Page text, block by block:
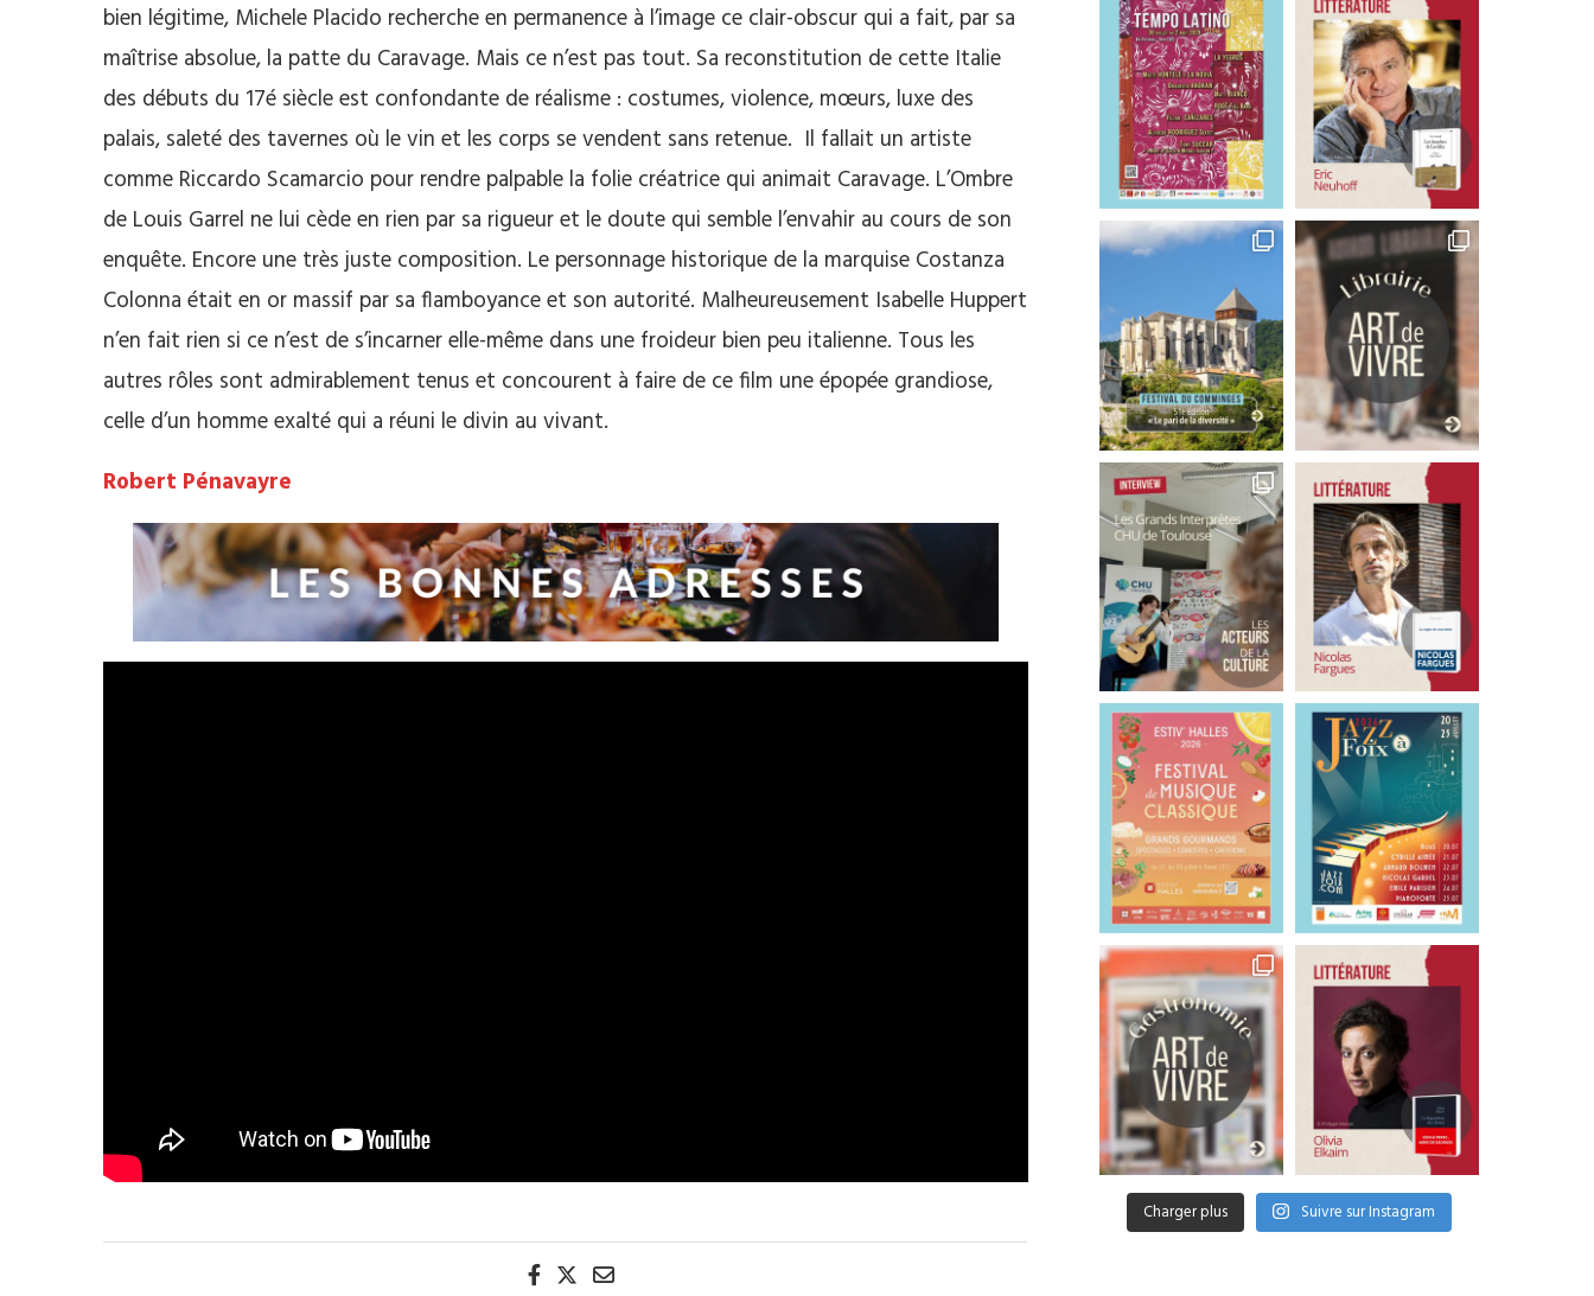
bien légitime, Michele Placido recherche en permanence à l’image ce clair-obscur qui a fait, par sa
maîtrise absolue, la patte du Caravage. Mais ce n’est pas tout. Sa reconstitution de cette Italie
des débuts du 17é siècle est confondante de réalisme : costumes, violence, mœurs, luxe des
palais, saleté des tavernes où le vin et les corps se vendent sans retenue. Il fallait un artiste
comme Riccardo Scamarcio pour rendre palpable la folie créatrice qui animait Caravage. L’Ombre
de Louis Garrel ne lui cède en rien par sa rigueur et le doute qui semble l’envahir au cours de son
enquête. Encore une très juste composition. Le personnage historique de la marquise Costanza
Colonna était en or massif par sa flamboyance et son autorité. Malheureusement Isabelle Huppert
n’en fait rien si ce n’est de s’incarner elle-même dans une froideur bien peu italienne. Tous les
autres rôles sont admirablement tenus et concourent à faire de ce film une épopée grandiose,
celle d’un homme exalté qui a réuni le divin au vivant.
Robert Pénavayre
Charger plus Suivre sur Instagram